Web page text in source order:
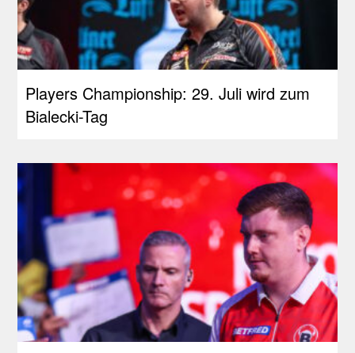
Players Championship: 29. Juli wird zum
Bialecki-Tag